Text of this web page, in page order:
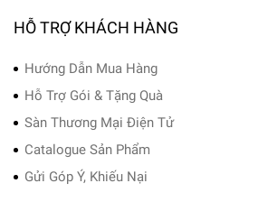
HỖ TRỢ KHÁCH HÀNG
Hướng Dẫn Mua Hàng
Hỗ Trợ Gói & Tặng Quà
Sàn Thương Mại Điện Tử
Catalogue Sản Phẩm
Gửi Góp Ý, Khiếu Nại